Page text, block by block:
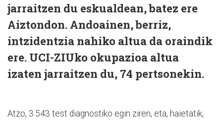
jarraitzen du eskualdean, batez ere
Aiztondon. Andoainen, berriz,
intzidentzia nahiko altua da oraindik
ere. UCI-ZIUko okupazioa altua
izaten jarraitzen du, 74 pertsonekin.
Atzo, 3.543 test diagnostiko egin ziren, eta, haietatik,